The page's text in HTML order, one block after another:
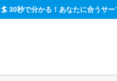
🏄 30秒で分かる！あなたに合うサ